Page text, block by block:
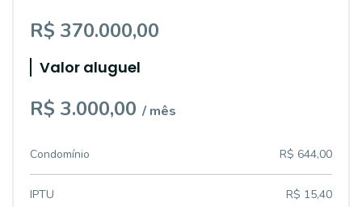
R$ 370.000,00
Valor aluguel
R$ 3.000,00 / mês
Condomínio R$ 644,00
IPTU R$ 15,40